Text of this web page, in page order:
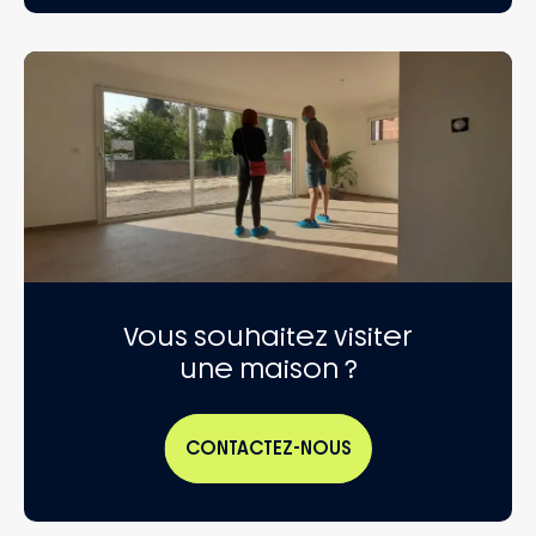
Vous souhaitez visiter
une maison ?
CONTACTEZ-NOUS